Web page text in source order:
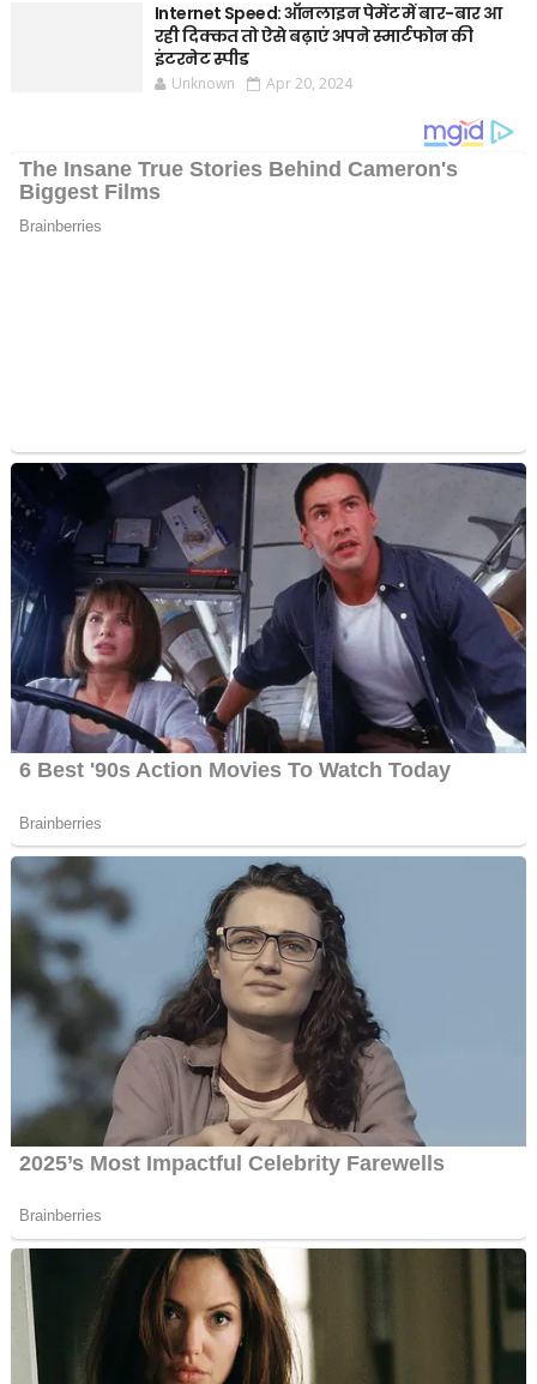
Internet Speed: ऑनलाइन पेमेंट में बार-बार आ
रही दिक्कत तो ऐसे बढ़ाएं अपने स्मार्टफोन की
इंटरनेट स्पीड
Unknown Apr 20, 2024